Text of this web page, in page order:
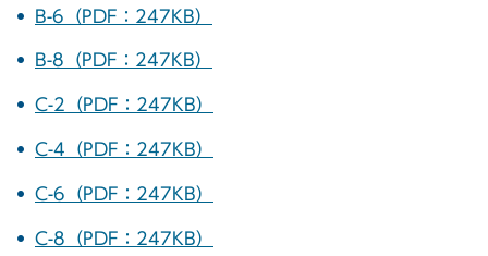
B-6（PDF：247KB）
B-8（PDF：247KB）
C-2（PDF：247KB）
C-4（PDF：247KB）
C-6（PDF：247KB）
C-8（PDF：247KB）